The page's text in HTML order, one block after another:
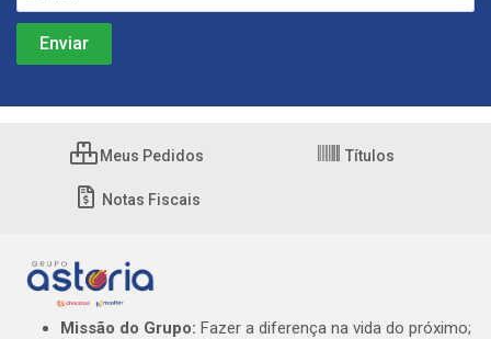
Meus Pedidos Títulos
Notas Fiscais
Missão do Grupo: Fazer a diferença na vida do próximo;